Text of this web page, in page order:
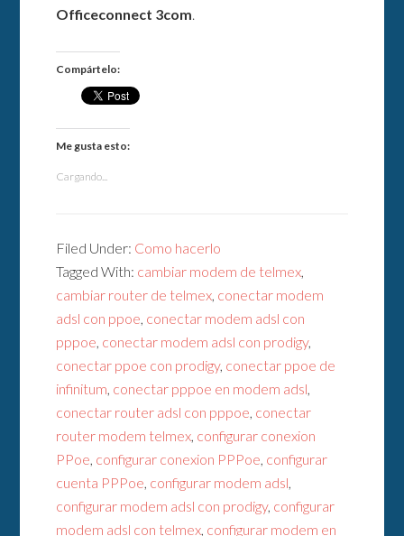
Officeconnect 3com.
Compártelo:
Me gusta esto:
Cargando...
Filed Under: Como hacerlo
Tagged With: cambiar modem de telmex,
cambiar router de telmex, conectar modem
adsl con ppoe, conectar modem adsl con
pppoe, conectar modem adsl con prodigy,
conectar ppoe con prodigy, conectar ppoe de
infinitum, conectar pppoe en modem adsl,
conectar router adsl con pppoe, conectar
router modem telmex, configurar conexion
PPoe, configurar conexion PPPoe, configurar
cuenta PPPoe, configurar modem adsl,
configurar modem adsl con prodigy, configurar
modem adsl con telmex, configurar modem en